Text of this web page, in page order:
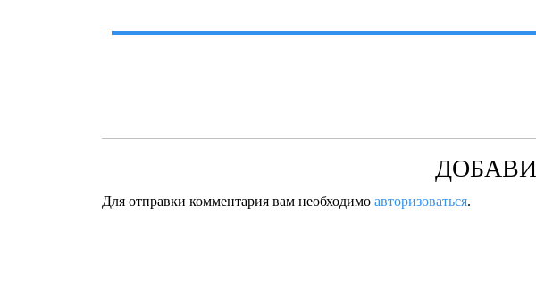
Для отправки комментария вам необходимо авторизоваться.